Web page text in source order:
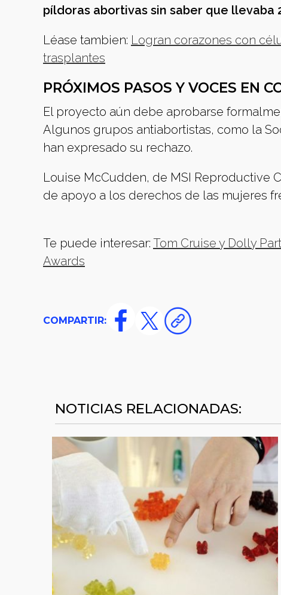
píldoras abortivas sin saber que llevaba
Léase tambien: Logran corazones con
trasplantes
PRÓXIMOS PASOS Y VOCES EN
El proyecto aún debe aprobarse
Algunos grupos antiabortistas, como la
han expresado su rechazo.
Louise McCudden, de MSI Reproductive
de apoyo a los derechos de las mujeres
Te puede interesar: Tom Cruise y Dolly
Awards
COMPARTIR:
NOTICIAS RELACIONADAS: